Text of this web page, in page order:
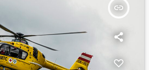
insert_link